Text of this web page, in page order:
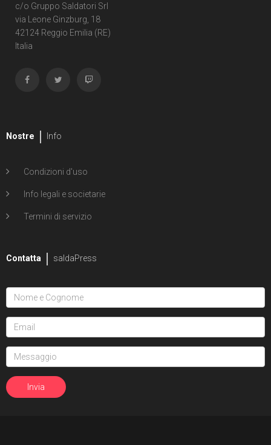
c/o Gruppo Saldatori Srl
via Leone Ginzburg, 18
42124 Reggio Emilia (RE)
Italia
Nostre Info
Condizioni d'uso
Info legali e societarie
Termini di servizio
Contatta saldaPress